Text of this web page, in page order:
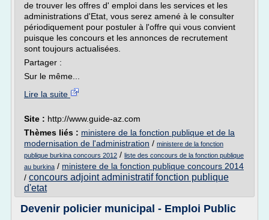
de trouver les offres d' emploi dans les services et les
administrations d'Etat, vous serez amené à le consulter
périodiquement pour postuler à l'offre qui vous convient
puisque les concours et les annonces de recrutement
sont toujours actualisées.
Partager :
Sur le même...
Lire la suite
Site : http://www.guide-az.com
Thèmes liés : ministere de la fonction publique et de la
modernisation de l'administration / ministere de la fonction
publique burkina concours 2012 / liste des concours de la fonction publique
au burkina / ministere de la fonction publique concours 2014
/ concours adjoint administratif fonction publique
d'etat
Devenir policier municipal - Emploi Public